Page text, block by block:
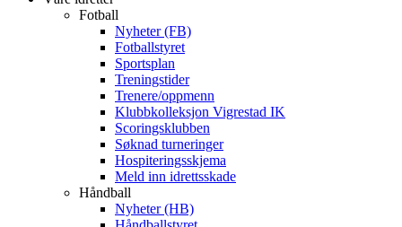
Fotball
Nyheter (FB)
Fotballstyret
Sportsplan
Treningstider
Trenere/oppmenn
Klubbkolleksjon Vigrestad IK
Scoringsklubben
Søknad turneringer
Hospiteringsskjema
Meld inn idrettsskade
Håndball
Nyheter (HB)